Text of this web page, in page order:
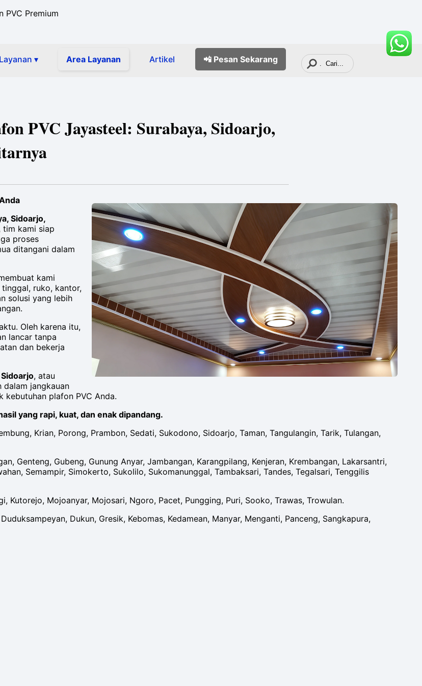
PVC Premium
Layanan ▾ Area Layanan Artikel 📲 Pesan Sekarang
PVC Jayasteel: Surabaya, Sidoarjo,
Sidoarjo,
tim kami siap
proses
ditangani dalam
kami
ruko, kantor,
solusi yang lebih
Oleh karena itu,
lancar tanpa
dan bekerja
Sidoarjo, atau
dalam jangkauan
kebutuhan plafon PVC Anda.
yang rapi, kuat, dan enak dipandang.
Krian, Porong, Prambon, Sedati, Sukodono, Sidoarjo, Taman, Tangulangin, Tarik, Tulangan,
Genteng, Gubeng, Gunung Anyar, Jambangan, Karangpilang, Kenjeran, Krembangan, Lakarsantri,
Semampir, Simokerto, Sukolilo, Sukomanunggal, Tambaksari, Tandes, Tegalsari, Tenggilis
Kutorejo, Mojoanyar, Mojosari, Ngoro, Pacet, Pungging, Puri, Sooko, Trawas, Trowulan.
Dukun, Gresik, Kebomas, Kedamean, Manyar, Menganti, Panceng, Sangkapura,